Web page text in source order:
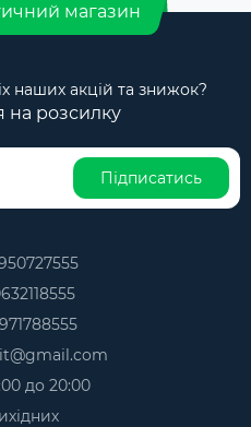
магазин
наших акцій та знижок?
на розсилку
Підписатись
до 20:00